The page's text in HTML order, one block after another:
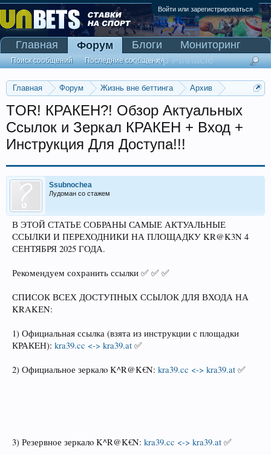
Войти или зарегистрироваться
Главная Форум Жизнь вне беттинга
Архив
TOR! КРАКЕH?! Обзор Актуальных
Ссылок и Зеркал КРАКЕH + Вход +
Инструкция Для Доступа!!!
Ssubnochea
Лудоман со стажем
В ЭТОЙ СТАТЬЕ СОБРАНЫ САМЫЕ АКТУАЛЬНЫЕ
ССЫЛКИ И ПЕРЕХОДНИКИ НА ПЛОЩАДКУ KR@K3N 4
СЕНТЯБРЯ 2025 ГОДА.
Рекомендуем сохранить ссылки ✅ ✅ ✅
СПИСОК ВСЕХ ДОСТУПНЫХ ССЫЛОК ДЛЯ ВХОДА НА
KRAKЕN:
1) Официальная ссылка (взята из инструкции с площадки
КРАКEН): kra39.cc <-> kra39.at ✅
2) Официальное зеркалo K^R@K€N: kra39.cc <-> kra39.at ✅
3) Резервное зеркалo K^R@K€N: kra39.cc <-> kra39.at ✅
Главная Форум
Поиск сообщений Последние сообщения
Блоги
Мониторинг
Сканер Pinnacle